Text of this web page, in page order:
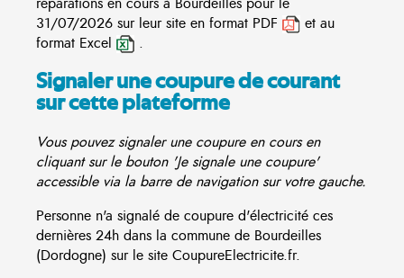
31/07/2026 sur leur site en format PDF
et au
format Excel
.
Signaler une coupure de courant
sur cette plateforme
Vous pouvez signaler une coupure en cours en
cliquant sur le bouton 'Je signale une coupure'
accessible via la barre de navigation sur votre gauche.
Personne n'a signalé de coupure d'électricité ces
dernières 24h dans la commune de Bourdeilles
(Dordogne) sur le site CoupureElectricite.fr.